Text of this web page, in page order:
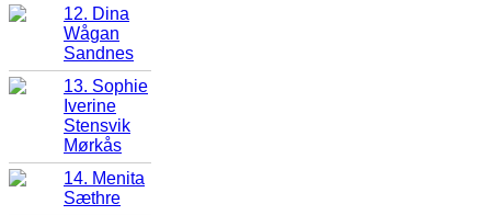
12. Dina
Wågan
Sandnes
13. Sophie
Iverine
Stensvik
Mørkås
14. Menita
Sæthre